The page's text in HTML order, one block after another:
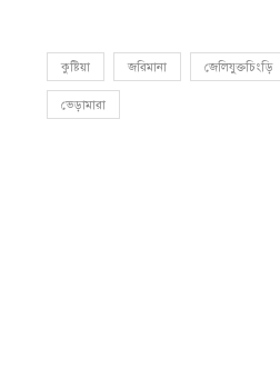
কুষ্টিয়া জরিমানা জেলিযুক্তচিংড়ি
ভেড়ামারা